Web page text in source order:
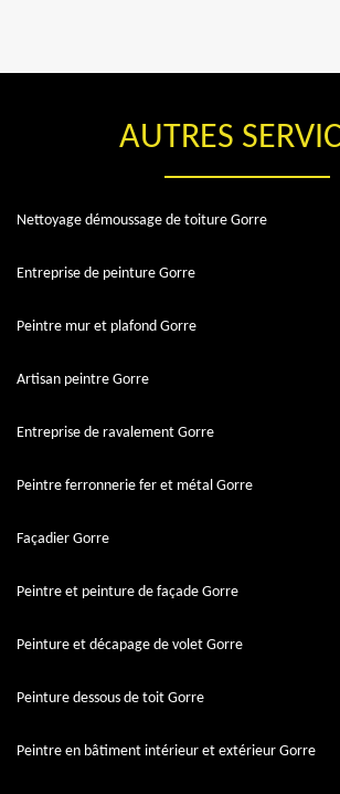
AUTRES
Nettoyage démoussage de toiture Gorre
Entreprise de peinture Gorre
Peintre mur et plafond Gorre
Artisan peintre Gorre
Entreprise de ravalement Gorre
Peintre ferronnerie fer et métal Gorre
Façadier Gorre
Peintre et peinture de façade Gorre
Peinture et décapage de volet Gorre
Peinture dessous de toit Gorre
Peintre en bâtiment intérieur et extérieur Gorre